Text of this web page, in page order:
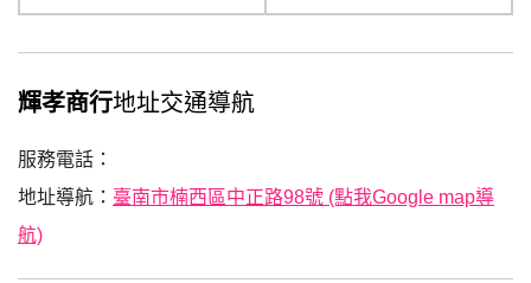
輝孝商行地址交通導航
服務電話：
地址導航： 臺南市楠西區中正路98號 (點我Google map導
航)